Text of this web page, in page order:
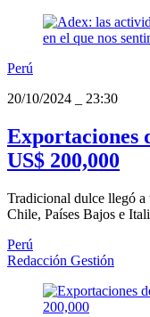
Perú
20/10/2024
23:30
Exportaciones
US$ 200,000
Tradicional dulce llegó a
Chile, Países Bajos e
Perú
Redacción Gestión